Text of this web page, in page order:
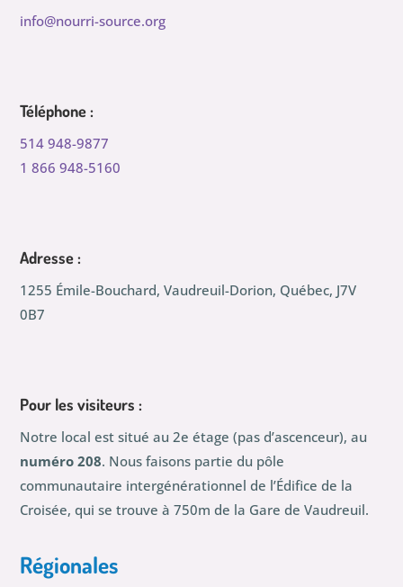
info@nourri-source.org
Téléphone :
514 948-9877
1 866 948-5160
Adresse :
1255 Émile-Bouchard, Vaudreuil-Dorion, Québec, J7V
0B7
Pour les visiteurs :
Notre local est situé au 2e étage (pas d’ascenceur), au
numéro 208. Nous faisons partie du pôle
communautaire intergénérationnel de l’Édifice de la
Croisée, qui se trouve à 750m de la Gare de Vaudreuil.
Régionales